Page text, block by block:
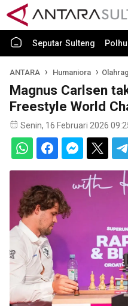
Seputar Sulteng
ANTARA Humaniora
Magnus Carlsen
Freestyle World
Senin, 16 Februari 2026